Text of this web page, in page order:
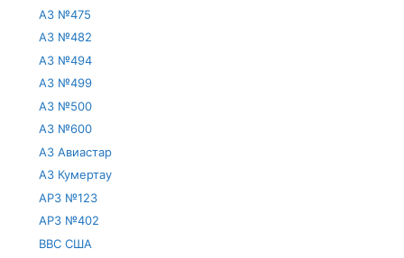
АЗ №475
АЗ №482
АЗ №494
АЗ №499
АЗ №500
АЗ №600
АЗ Авиастар
АЗ Кумертау
АРЗ №123
АРЗ №402
ВВС США